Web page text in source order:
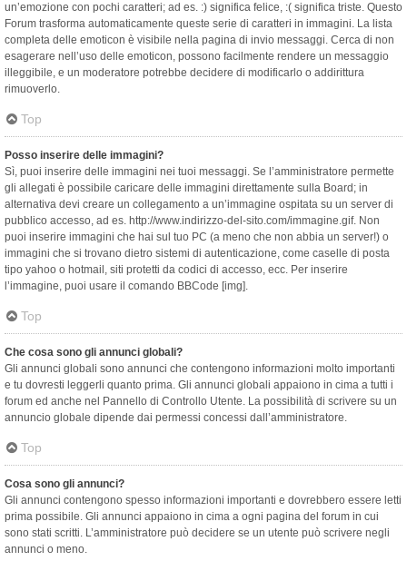
un’emozione con pochi caratteri; ad es. :) significa felice, :( significa triste. Questo
Forum trasforma automaticamente queste serie di caratteri in immagini. La lista
completa delle emoticon è visibile nella pagina di invio messaggi. Cerca di non
esagerare nell’uso delle emoticon, possono facilmente rendere un messaggio
illeggibile, e un moderatore potrebbe decidere di modificarlo o addirittura
rimuoverlo.
Top
Posso inserire delle immagini?
Sì, puoi inserire delle immagini nei tuoi messaggi. Se l’amministratore permette
gli allegati è possibile caricare delle immagini direttamente sulla Board; in
alternativa devi creare un collegamento a un’immagine ospitata su un server di
pubblico accesso, ad es. http://www.indirizzo-del-sito.com/immagine.gif. Non
puoi inserire immagini che hai sul tuo PC (a meno che non abbia un server!) o
immagini che si trovano dietro sistemi di autenticazione, come caselle di posta
tipo yahoo o hotmail, siti protetti da codici di accesso, ecc. Per inserire
l’immagine, puoi usare il comando BBCode [img].
Top
Che cosa sono gli annunci globali?
Gli annunci globali sono annunci che contengono informazioni molto importanti
e tu dovresti leggerli quanto prima. Gli annunci globali appaiono in cima a tutti i
forum ed anche nel Pannello di Controllo Utente. La possibilità di scrivere su un
annuncio globale dipende dai permessi concessi dall’amministratore.
Top
Cosa sono gli annunci?
Gli annunci contengono spesso informazioni importanti e dovrebbero essere letti
prima possibile. Gli annunci appaiono in cima a ogni pagina del forum in cui
sono stati scritti. L’amministratore può decidere se un utente può scrivere negli
annunci o meno.